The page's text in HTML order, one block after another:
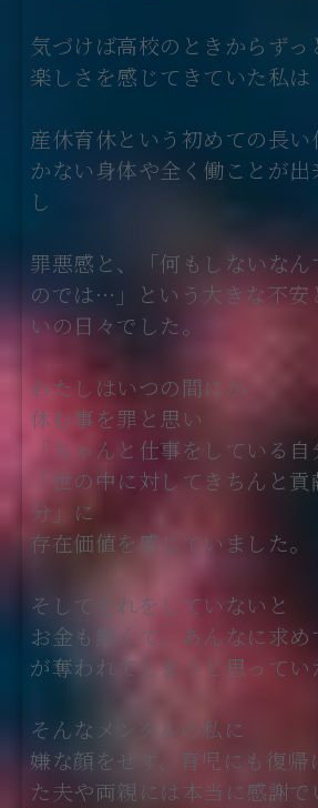
気づけば高校のときからずっ
楽しさを感じてきていた私は
産休育休という初めての長
かない身体や全く働ことが
し
罪悪感と、「何もしないな
のでは…」という大きな不安
いの日々でした。
わたしはいつの間にか
休む事を罪と思い
「ちゃんと仕事をしている自
「世の中に対してきちんと
分」に
存在価値を感じていました。
そしてそれをしていないと
お金も無くて、あんなに求め
が奪われてしまうと思って
そんなメンタルの私に
嫌な顔をせず、育児にも復帰
た夫や両親には本当に感謝で